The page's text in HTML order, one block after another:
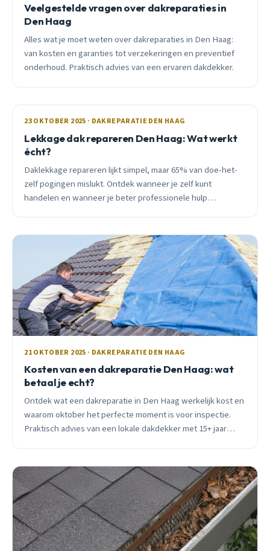
Veelgestelde vragen over dakreparaties in
Den Haag
Alles wat je moet weten over dakreparaties in Den Haag:
van kosten en garanties tot verzekeringen en preventief
onderhoud. Praktisch advies van een ervaren dakdekker.
23 OKTOBER 2025 · DAKREPARATIE DEN HAAG
Lekkage dak repareren Den Haag: Wat werkt
écht?
Daklekkage repareren lijkt simpel, maar 65% van doe-het-
zelf pogingen mislukt. Ontdek wanneer je zelf kunt
handelen en wanneer je beter professionele hulp
21 OKTOBER 2025 · DAKREPARATIE DEN HAAG
Kosten van een dakreparatie Den Haag: wat
betaal je echt?
Ontdek wat een dakreparatie in Den Haag werkelijk kost en
waarom oktober het perfecte moment is voor inspectie.
Praktisch advies van een lokale dakdekker met 15+ jaar